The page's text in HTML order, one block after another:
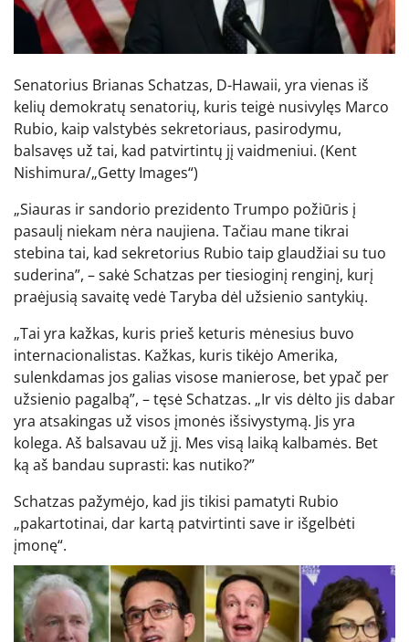
Senatorius Brianas Schatzas, D-Hawaii, yra vienas iš
kelių demokratų senatorių, kuris teigė nusivylęs Marco
Rubio, kaip valstybės sekretoriaus, pasirodymu,
balsavęs už tai, kad patvirtintų jį vaidmeniui. (Kent
Nishimura/„Getty Images“)
„Siauras ir sandorio prezidento Trumpo požiūris į
pasaulį niekam nėra naujiena. Tačiau mane tikrai
stebina tai, kad sekretorius Rubio taip glaudžiai su tuo
suderina”, – sakė Schatzas per tiesioginį renginį, kurį
praėjusią savaitę vedė Taryba dėl užsienio santykių.
„Tai yra kažkas, kuris prieš keturis mėnesius buvo
internacionalistas. Kažkas, kuris tikėjo Amerika,
sulenkdamas jos galias visose manierose, bet ypač per
užsienio pagalbą”, – tęsė Schatzas. „Ir vis dėlto jis dabar
yra atsakingas už visos įmonės išsivystymą. Jis yra
kolega. Aš balsavau už jį. Mes visą laiką kalbamės. Bet
ką aš bandau suprasti: kas nutiko?”
Schatzas pažymėjo, kad jis tikisi pamatyti Rubio
„pakartotinai, dar kartą patvirtinti save ir išgelbėti
įmonę“.